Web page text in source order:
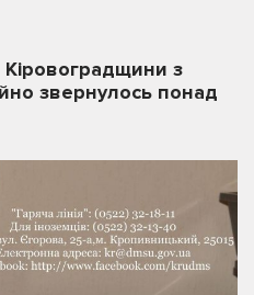
Кіровоградщини з
звернулось понад